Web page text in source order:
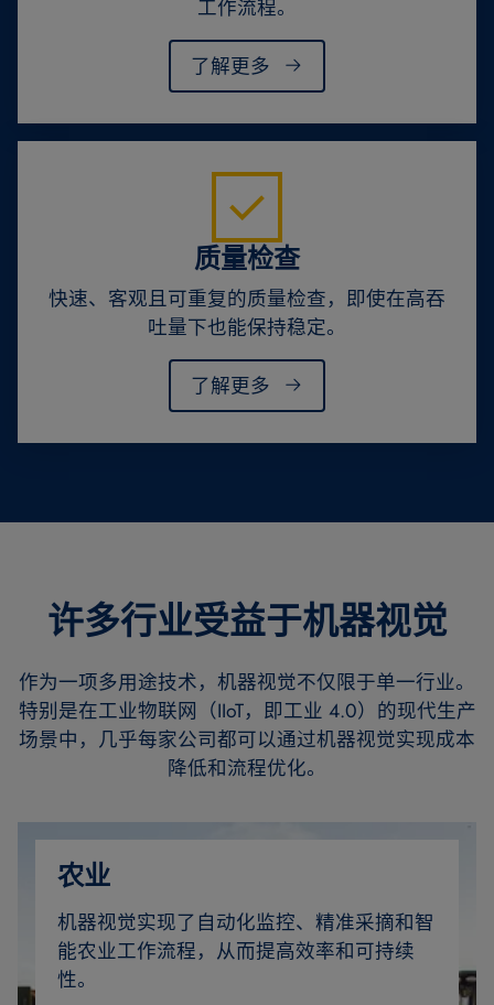
工作流程。
了解更多
质量检查
快速、客观且可重复的质量检查，即使在高吞
吐量下也能保持稳定。
了解更多
许多行业受益于机器视觉
作为一项多用途技术，机器视觉不仅限于单一行业。
特别是在工业物联网（IIoT，即工业 4.0）的现代生产
场景中，几乎每家公司都可以通过机器视觉实现成本
降低和流程优化。
农业
机器视觉实现了自动化监控、精准采摘和智
能农业工作流程，从而提高效率和可持续
性。